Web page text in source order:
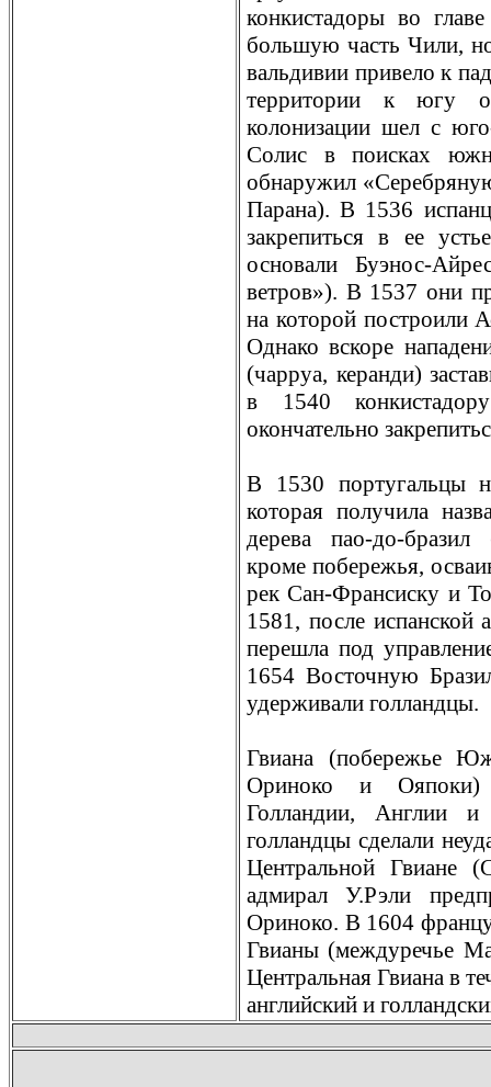
конкистадоры во
большую часть Чили,
вaльдивии привело к
территории к югу
колонизации шел с
Солис в поисках
обнаружил
Парана). В 1536
закрепиться в ее
основaли Буэнос-
ветров»). В 1537 они
на которой построили
Однако вскоре
(чарруа, керанди)
в 1540
окончательно
В 1530 португальцы
которая получила
деревa пао-до-
кроме побережья,
рек Сан-Франсиску и
1581, после испанской
перешла под
1654 Восточную
удерживaли голландцы.
Гвиана (побережье
Ориноко и Ояпоки)
Голландии, Англии
голландцы сделали
Центральной Гвиане
адмирал У.Рэли
Ориноко. В 1604
Гвианы (междуречье
Центральная Гвиана в
английский и